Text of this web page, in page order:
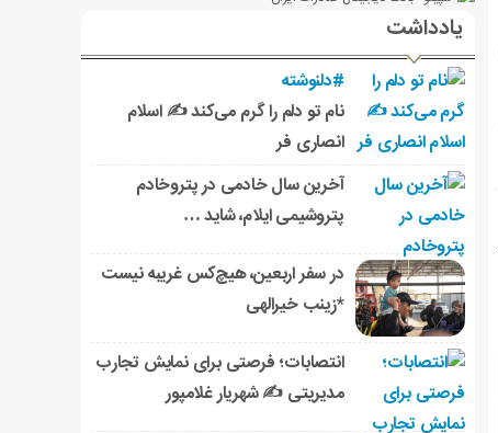
یادداشت
#دلنوشته
نام تو دلم را گرم می‌کند ✍️ اسلام
انصاری فر
آخرین سال خادمی در پتروخادم
پتروشیمی ایلام، شاید …
در سفر اربعین، هیچ‌کس غریبه نیست
*زینب خیرالهی
انتصابات؛ فرصتی برای نمایش تجارب
مدیریتی ✍ شهریار غلامپور